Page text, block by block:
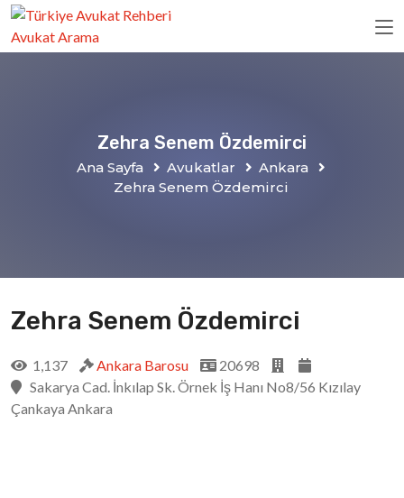
Zehra Senem Özdemirci
Ana Sayfa Avukatlar
Ankara
Zehra Senem Özdemirci
Zehra Senem Özdemirci
1,137 Ankara Barosu
20698
Sakarya Cad. İnkılap Sk. Örnek İş Hanı No8/56 Kızılay
Çankaya Ankara